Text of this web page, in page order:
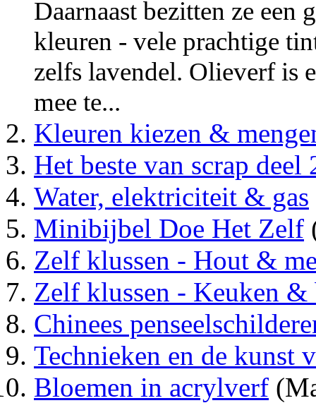
Daarnaast bezitten ze een
kleuren - vele prachtige
zelfs lavendel. Olieverf is
mee te...
Kleuren kiezen &
Het beste van scrap deel
Water, elektriciteit & gas
Minibijbel Doe Het Zelf
Zelf klussen - Hout &
Zelf klussen - Keuken &
Chinees
Technieken en de kunst
Bloemen in acrylverf